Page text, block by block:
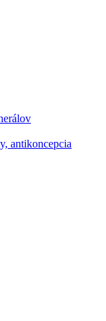
antikoncepcia